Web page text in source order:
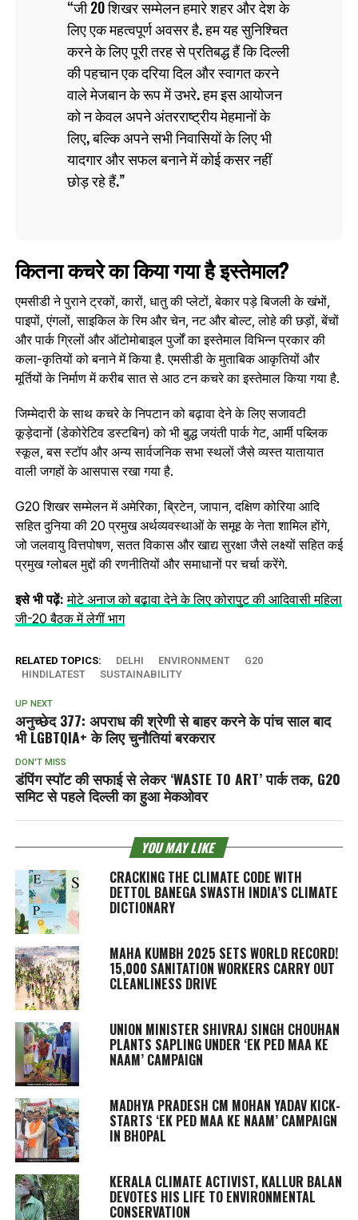
जी 20 शिखर सम्मेलन हमारे शहर और देश के
लिए एक महत्वपूर्ण अवसर है. हम यह सुनिश्चित
करने के लिए पूरी तरह से प्रतिबद्ध हैं कि दिल्ली
की पहचान एक दरिया दिल और स्वागत करने
वाले मेजबान के रूप में उभरे. हम इस आयोजन
को न केवल अपने अंतरराष्ट्रीय मेहमानों के
लिए, बल्कि अपने सभी निवासियों के लिए भी
यादगार और सफल बनाने में कोई कसर नहीं
छोड़ रहे हैं.
कितना कचरे का किया गया है इस्तेमाल?
एमसीडी ने पुराने ट्रकों, कारों, धातु की प्लेटों, बेकार पड़े बिजली के खंभों,
पाइपों, एंगलों, साइकिल के रिम और चेन, नट और बोल्ट, लोहे की छड़ों, बेंचों
और पार्क ग्रिलों और ऑटोमोबाइल पुर्जों का इस्‍तेमाल विभिन्न प्रकार की
कला-कृतियों को बनाने में किया है. एमसीडी के मुताबिक आकृतियों और
मूर्तियों के निर्माण में करीब सात से आठ टन कचरे का इस्तेमाल किया गया है.
जिम्मेदारी के साथ कचरे के निपटान को बढ़ावा देने के लिए सजावटी
कूड़ेदानों (डेकोरेटिव डस्‍टबिन) को भी बुद्ध जयंती पार्क गेट, आर्मी पब्लिक
स्कूल, बस स्टॉप और अन्य सार्वजनिक सभा स्थलों जैसे व्‍यस्‍त यातायात
वाली जगहों के आसपास रखा गया है.
G20 शिखर सम्मेलन में अमेरिका, ब्रिटेन, जापान, दक्षिण कोरिया आदि
सहित दुनिया की 20 प्रमुख अर्थव्यवस्थाओं के समूह के नेता शामिल होंगे,
जो जलवायु वित्तपोषण, सतत विकास और खाद्य सुरक्षा जैसे लक्ष्यों सहित कई
प्रमुख ग्‍लोबल मुद्दों की रणनीतियों और समाधानों पर चर्चा करेंगे.
इसे भी पढ़ें: मोटे अनाज को बढ़ावा देने के लिए कोरापुट की आदिवासी महिला
जी-20 बैठक में लेगीं भाग
RELATED TOPICS: DELHI ENVIRONMENT
G20
HINDILATEST
SUSTAINABILITY
UP NEXT
अनुच्छेद 377: अपराध की श्रेणी से बाहर करने के पांच साल बाद
भी LGBTQIA+ के लिए चुनौतियां बरकरार
DON'T MISS
डंपिंग स्पॉट की सफाई से लेकर ‘WASTE TO ART’ पार्क तक, G20
समिट से पहले दिल्ली का हुआ मेकओवर
YOU MAY LIKE
CRACKING THE CLIMATE CODE WITH
DETTOL BANEGA SWASTH INDIA’S CLIMATE
DICTIONARY
MAHA KUMBH 2025 SETS WORLD RECORD!
15,000 SANITATION WORKERS CARRY OUT
CLEANLINESS DRIVE
UNION MINISTER SHIVRAJ SINGH CHOUHAN
PLANTS SAPLING UNDER ‘EK PED MAA KE
NAAM’ CAMPAIGN
MADHYA PRADESH CM MOHAN YADAV KICK-
STARTS ‘EK PED MAA KE NAAM’ CAMPAIGN
IN BHOPAL
KERALA CLIMATE ACTIVIST, KALLUR BALAN
DEVOTES HIS LIFE TO ENVIRONMENTAL
CONSERVATION